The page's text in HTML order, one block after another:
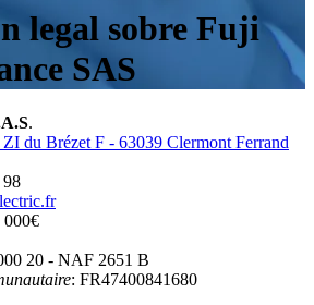
legal sobre Fuji
SAS
.
ZI du Brézet F - 63039 Clermont Ferrand
98
000€
20 - NAF 2651 B
: FR47400841680